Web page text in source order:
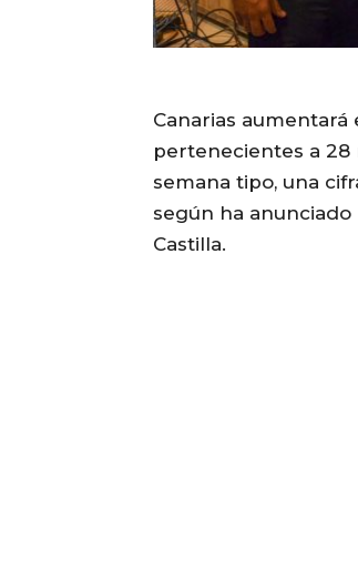
Canarias
pertenecientes a 28
semana tipo, una
según ha anunciado
Castilla.